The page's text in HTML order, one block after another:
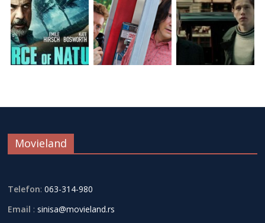
Movieland
Telefon: 063-314-980
Email : sinisa@movieland.rs